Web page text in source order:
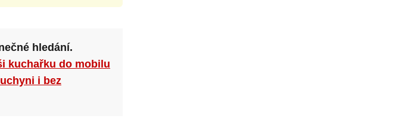
hledání.
kuchařku do mobilu
i bez